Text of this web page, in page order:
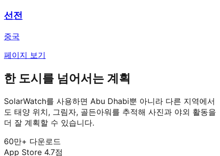
선전
중국
페이지 보기
한 도시를 넘어서는 계획
SolarWatch를 사용하면 Abu Dhabi뿐 아니라 다른 지역에서
도 태양 위치, 그림자, 골든아워를 추적해 사진과 야외 활동을
더 잘 계획할 수 있습니다.
60만+ 다운로드
App Store 4.7점